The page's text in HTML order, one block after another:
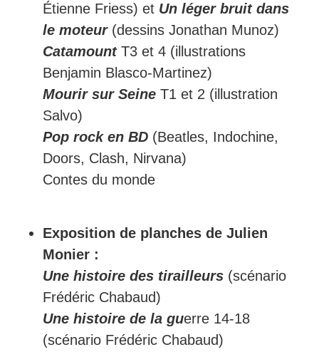
Étienne Friess) et Un léger bruit dans
le moteur(dessins Jonathan Munoz)
CatamountT3 et 4 (illustrations
Benjamin Blasco-Martinez)
Mourir sur Seine T1 et 2 (illustration
Salvo)
Pop rock en BD (Beatles, Indochine,
Doors, Clash, Nirvana)
Contes du monde
Exposition de planches de Julien
Monier :
Une histoire des tirailleurs (scénario
Frédéric Chabaud)
Une histoire de la guerre 14-18
(scénario Frédéric Chabaud)